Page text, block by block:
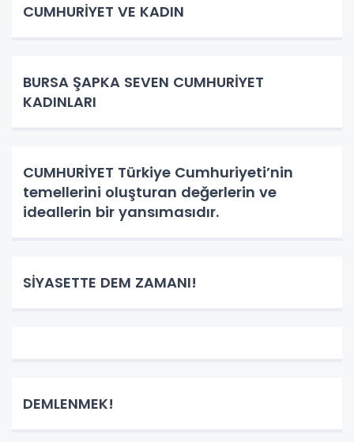
CUMHURİYET VE KADIN
BURSA ŞAPKA SEVEN CUMHURİYET
KADINLARI
CUMHURİYET Türkiye Cumhuriyeti’nin
temellerini oluşturan değerlerin ve
ideallerin bir yansımasıdır.
SİYASETTE DEM ZAMANI!
DEMLENMEK!